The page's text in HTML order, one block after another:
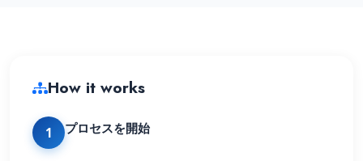
How it works
1 プロセスを開始